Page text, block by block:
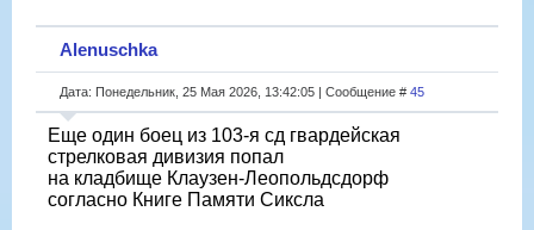
Alenuschka
Дата: Понедельник, 25 Мая 2026, 13:42:05 | Сообщение # 45
Еще один боец из 103-я сд гвардейская
стрелковая дивизия попал
на кладбище Клаузен-Леопольдсдорф
согласно Книге Памяти Сиксла